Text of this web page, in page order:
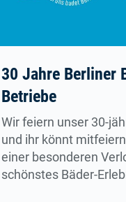
30 Jahre Berliner
Betriebe
Wir feiern unser 30-
und ihr könnt
einer besonderen
schönstes Bäder-